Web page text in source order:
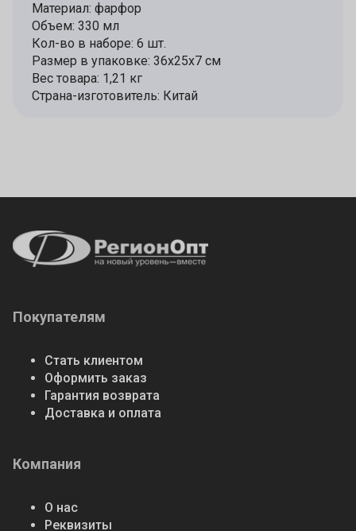
Материал: фарфор
Объем: 330 мл
Кол-во в наборе: 6 шт.
Размер в упаковке: 36х25х7 см
Вес товара: 1,21 кг
Страна-изготовитель: Китай
Покупателям
Стать клиентом
Оформить заказ
Гарантия возврата
Доставка и оплата
Компания
О нас
Реквизиты